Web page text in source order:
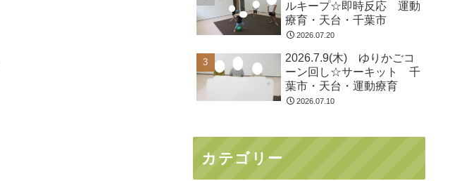
ルキープ☆即時反応 運動
療育・天台・千葉市
2026.07.20
2026.7.9(木) ゆりかごコ
ーン回し☆サーキット 千
葉市・天台・運動療育
2026.07.10
カテゴリー